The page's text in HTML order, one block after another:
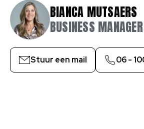
BIANCA MUTSAERS
BUSINESS MANAGER
Stuur een mail 06 -